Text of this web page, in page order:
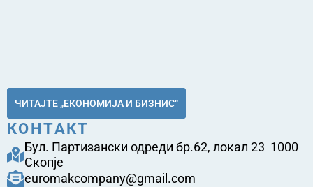
ЧИТАЈТЕ „ЕКОНОМИЈА И БИЗНИС“
КОНТАКТ
Бул. Партизански одреди бр.62, локал 23 1000
Скопје
euromakcompany@gmail.com